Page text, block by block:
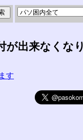
が出来なくな
す